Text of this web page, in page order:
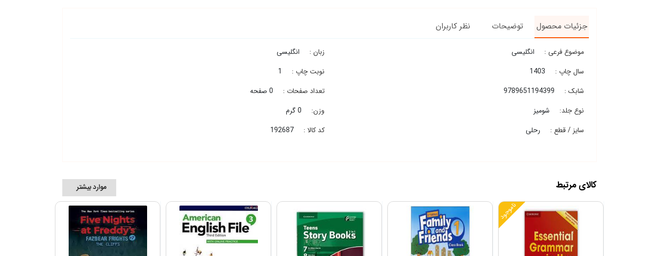
جزئیات محصول توضیحات نظر کاربران
موضوع فرعی : انگلیسی زبان : انگلیسی
سال چاپ : 1403 نوبت چاپ : 1
شابک : 9789651194399 تعداد صفحات : 0 صفحه
نوع جلد: شومیز وزن: 0 گرم
سایز / قطع : رحلی کد کالا : 192687
کالای مرتبط موارد بیشتر
ناموجود